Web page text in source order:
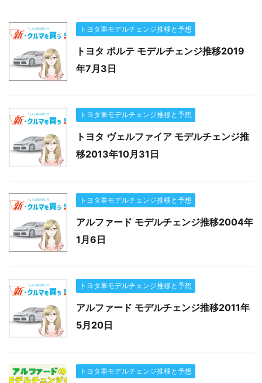
トヨタ車モデルチェンジ推移と予想
トヨタ ポルテ モデルチェンジ推移2019
年7月3日
トヨタ車モデルチェンジ推移と予想
トヨタ ヴェルファイア モデルチェンジ推
移2013年10月31日
トヨタ車モデルチェンジ推移と予想
アルファード モデルチェンジ推移2004年
1月6日
トヨタ車モデルチェンジ推移と予想
アルファード モデルチェンジ推移2011年
5月20日
トヨタ車モデルチェンジ推移と予想